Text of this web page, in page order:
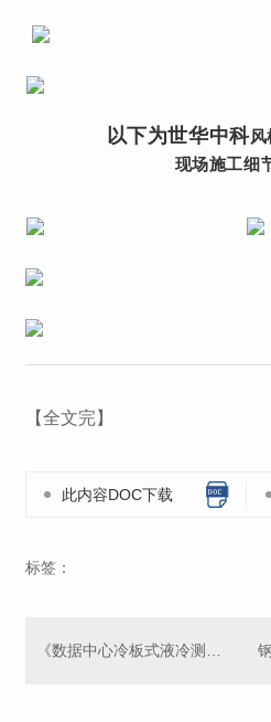
以下为世华中科风
现场施工细
【全文完】
此内容DOC下载
标签：